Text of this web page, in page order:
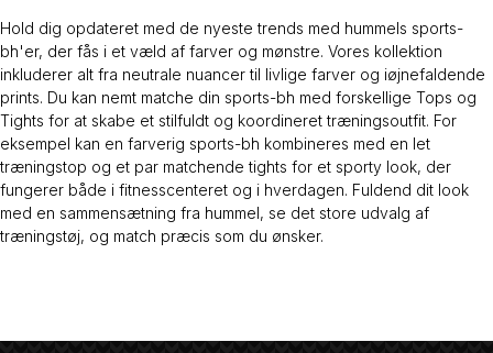
Hold dig opdateret med de nyeste trends med hummels sports-
bh'er, der fås i et væld af farver og mønstre. Vores kollektion
inkluderer alt fra neutrale nuancer til livlige farver og iøjnefaldende
prints. Du kan nemt matche din sports-bh med forskellige Tops og
Tights for at skabe et stilfuldt og koordineret træningsoutfit. For
eksempel kan en farverig sports-bh kombineres med en let
træningstop og et par matchende tights for et sporty look, der
fungerer både i fitnesscenteret og i hverdagen. Fuldend dit look
med en sammensætning fra hummel, se det store udvalg af
træningstøj, og match præcis som du ønsker.